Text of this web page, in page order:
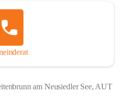
am Neusiedler See, AUT